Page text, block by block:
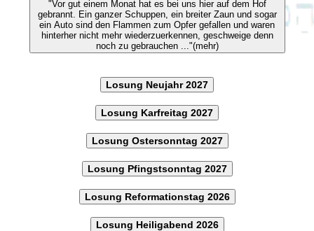
"Vor gut einem Monat hat es bei uns hier auf dem Hof
gebrannt. Ein ganzer Schuppen, ein breiter Zaun und sogar
ein Auto sind den Flammen zum Opfer gefallen und waren
hinterher nicht mehr wiederzuerkennen, geschweige denn
noch zu gebrauchen ..."(mehr)
Losung Neujahr 2027
Losung Karfreitag 2027
Losung Ostersonntag 2027
Losung Pfingstsonntag 2027
Losung Reformationstag 2026
Losung Heiligabend 2026